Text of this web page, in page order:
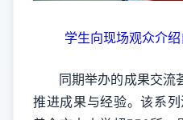
学生向现场观众介
同期举办的成果交流荟
推进成果与经验。该系